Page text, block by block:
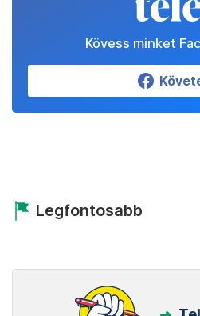
Kövess minket
Legfontosabb